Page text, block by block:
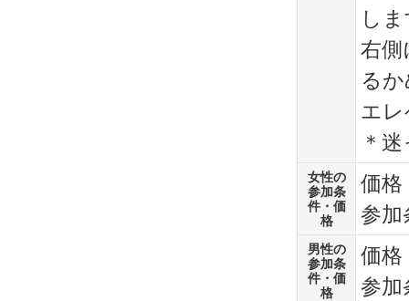
し
右側
る
エ
＊
女性の
参加条
件・価
格
価格
参加
男性の
参加条
件・価
格
価格
参加